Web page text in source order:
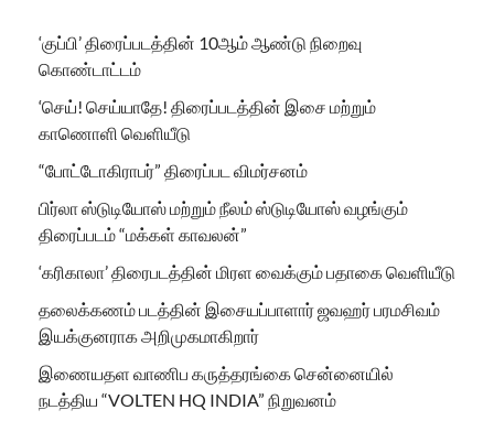
‘குப்பி’ திரைப்படத்தின் 10ஆம் ஆண்டு நிறைவு
கொண்டாட்டம்
‘செய்! செய்யாதே! திரைப்படத்தின் இசை மற்றும்
காணொளி வெளியீடு
“போட்டோகிராபர்” திரைப்பட விமர்சனம்
பிர்லா ஸ்டுடியோஸ் மற்றும் நீலம் ஸ்டுடியோஸ் வழங்கும்
திரைப்படம் “மக்கள் காவலன்”
‘கரிகாலா’ திரைபடத்தின் மிரள வைக்கும் பதாகை வெளியீடு
தலைக்கணம் படத்தின் இசையப்பாளார் ஜவஹர் பரமசிவம்
இயக்குனராக அறிமுகமாகிறார்
இணையதள வாணிப கருத்தரங்கை சென்னையில்
நடத்திய “VOLTEN HQ INDIA” நிறுவனம்